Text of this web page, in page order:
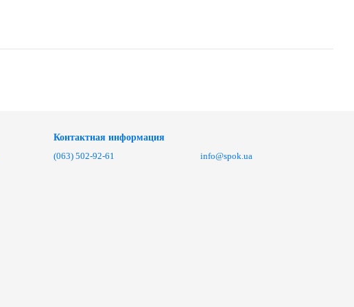
Контактная информация
(063) 502-92-61
info@spok.ua